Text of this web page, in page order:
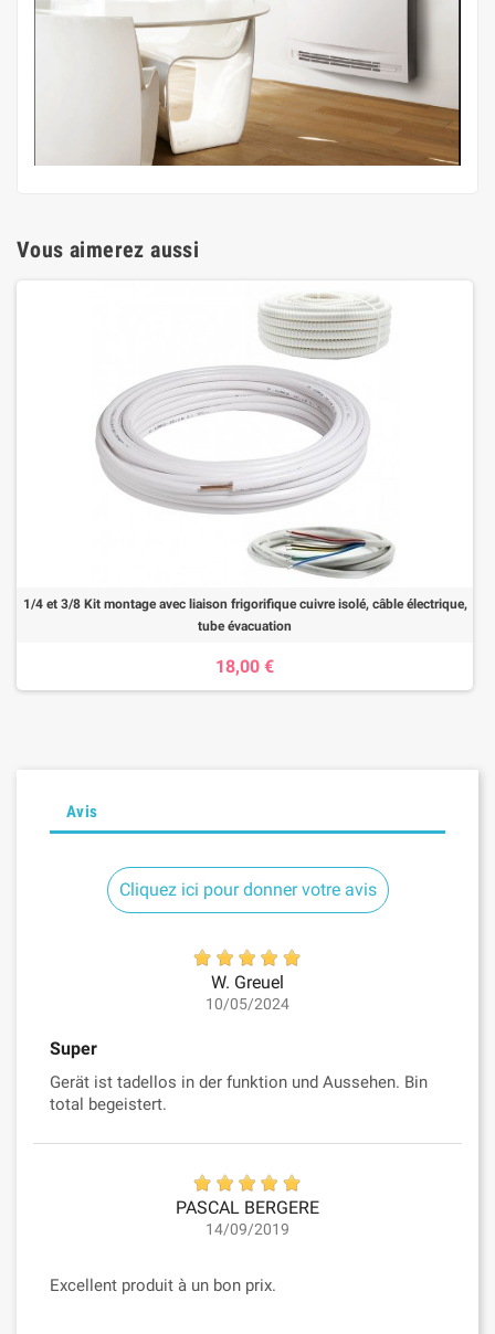
Vous aimerez aussi
1/4 et 3/8 Kit montage avec liaison frigorifique cuivre isolé, câble électrique,
tube évacuation
18,00 €
Avis
Cliquez ici pour donner votre avis
W. Greuel
10/05/2024
Super
Gerät ist tadellos in der funktion und Aussehen. Bin
total begeistert.
PASCAL BERGERE
14/09/2019
Excellent produit à un bon prix.